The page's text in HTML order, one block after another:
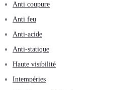
Anti coupure
Anti feu
Anti-acide
Anti-statique
Haute visibilité
Intempéries